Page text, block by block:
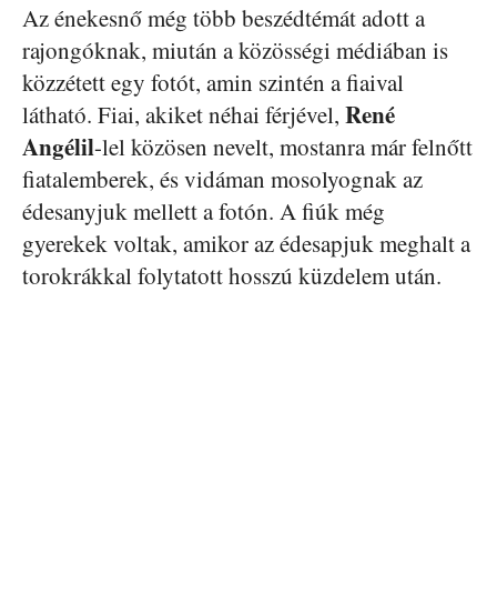
Az énekesnő még több beszédtémát adott a
rajongóknak, miután a közösségi médiában is
közzétett egy fotót, amin szintén a fiaival
látható. Fiai, akiket néhai férjével, René
Angélil-lel közösen nevelt, mostanra már felnőtt
fiatalemberek, és vidáman mosolyognak az
édesanyjuk mellett a fotón. A fiúk még
gyerekek voltak, amikor az édesapjuk meghalt a
torokrákkal folytatott hosszú küzdelem után.